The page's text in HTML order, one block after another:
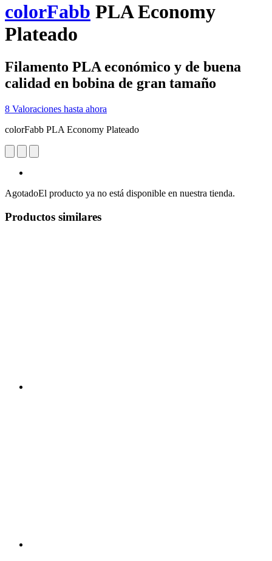
colorFabb PLA Economy
Plateado
Filamento PLA económico y de buena
calidad en bobina de gran tamaño
8 Valoraciones hasta ahora
colorFabb PLA Economy Plateado
AgotadoEl producto ya no está disponible en nuestra tienda.
Productos similares